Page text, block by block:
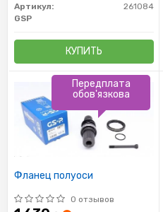
Артикул:
261084
GSP
КУПИТЬ
Фланец полуоси
0 отзывов
Передплата
обов'язкова